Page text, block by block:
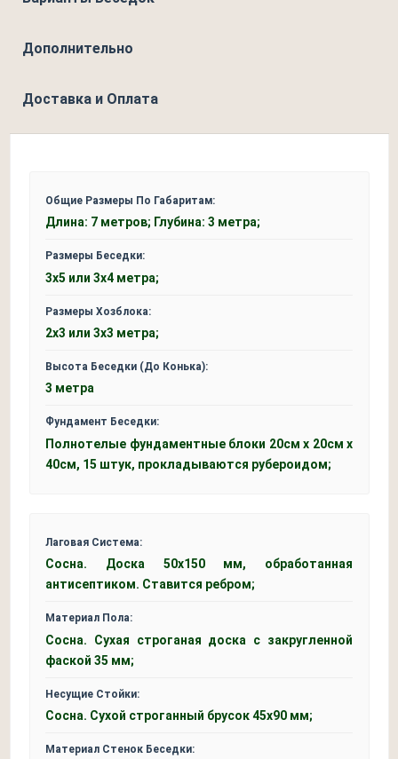
Дополнительно
Доставка и Оплата
Общие Размеры По Габаритам:
Длина: 7 метров; Глубина: 3 метра;
Размеры Беседки:
3х5 или 3х4 метра;
Размеры Хозблока:
2х3 или 3х3 метра;
Высота Беседки (До Конька):
3 метра
Фундамент Беседки:
Полнотелые фундаментные блоки 20см x 20см x
40см, 15 штук, прокладываются рубероидом;
Лаговая Система:
Сосна. Доска 50x150 мм, обработанная
антисептиком. Ставится ребром;
Материал Пола:
Сосна. Сухая строганая доска с закругленной
фаской 35 мм;
Несущие Стойки:
Сосна. Сухой строганный брусок 45х90 мм;
Материал Стенок Беседки: